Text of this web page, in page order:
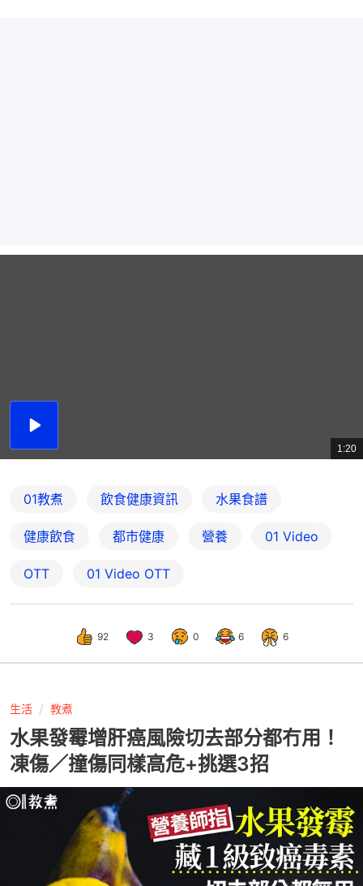
播
總
共
1:20
01教煮 飲食健康資訊 水果食譜
健康飲食 都市健康 營養 01 Video
OTT 01‌ ‌Video‌ ‌OTT
92 3 0 6 6
生活 教煮
水果發霉增肝癌風險切去部分都冇用！
凍傷／撞傷同樣高危+挑選3招